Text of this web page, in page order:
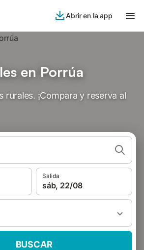
Abrir en la app
en Porrúa
rurales. ¡Compara y reserva al
Salida
sáb, 22/08
BUSCAR